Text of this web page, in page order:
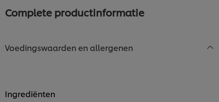
Complete productinformatie
Voedingswaarden en allergenen
Ingrediënten